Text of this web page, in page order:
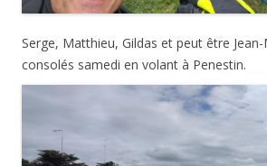
Serge, Matthieu, Gildas et peut être
consolés samedi en volant à Penestin.